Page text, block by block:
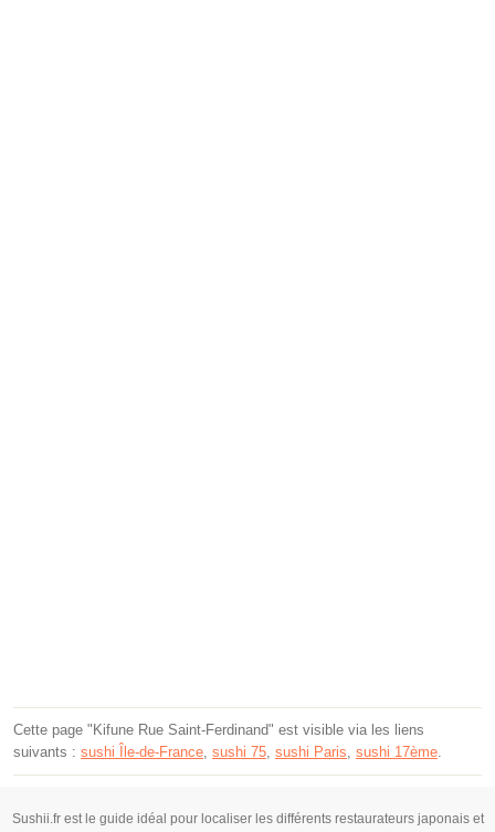
Cette page "Kifune Rue Saint-Ferdinand" est visible via les liens
suivants : sushi Île-de-France, sushi 75, sushi Paris, sushi 17ème.
Sushii.fr est le guide idéal pour localiser les différents restaurateurs japonais et